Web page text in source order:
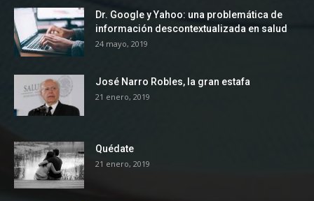
Dr. Google y Yahoo: una problemática de
información descontextualizada en salud
24 mayo, 2019
José Narro Robles, la gran estafa
21 enero, 2019
Quédate
21 enero, 2019